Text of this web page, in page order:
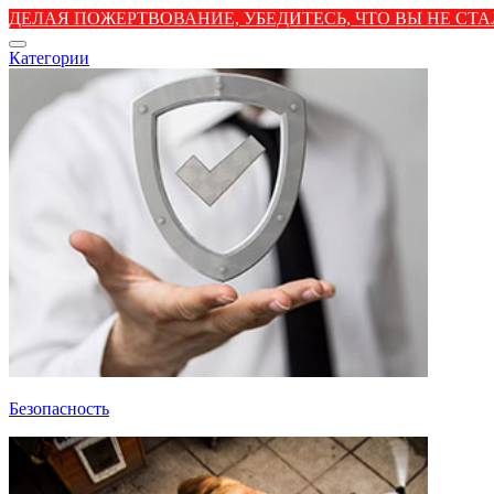
ДЕЛАЯ ПОЖЕРТВОВАНИЕ, УБЕДИТЕСЬ, ЧТО ВЫ НЕ
Категории
Безопасность